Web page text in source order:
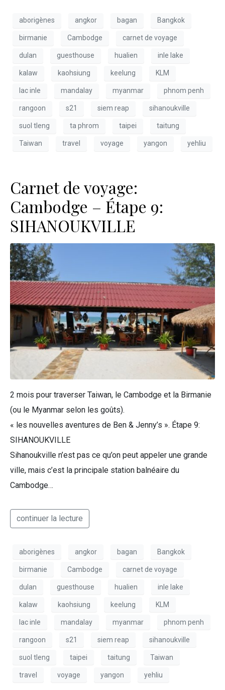
aborigènes angkor bagan Bangkok
birmanie Cambodge carnet de voyage
dulan guesthouse hualien inle lake
kalaw kaohsiung keelung KLM
lac inle mandalay myanmar phnom penh
rangoon s21 siem reap sihanoukville
suol tleng ta phrom taipei taitung
Taiwan travel voyage yangon yehliu
Carnet de voyage:
Cambodge – Étape 9:
SIHANOUKVILLE
2 mois pour traverser Taiwan, le Cambodge et la Birmanie
(ou le Myanmar selon les goûts).
« les nouvelles aventures de Ben & Jenny’s ». Étape 9:
SIHANOUKVILLE
Sihanoukville n’est pas ce qu’on peut appeler une grande
ville, mais c’est la principale station balnéaire du
Cambodge…
continuer la lecture
aborigènes angkor bagan Bangkok
birmanie Cambodge carnet de voyage
dulan guesthouse hualien inle lake
kalaw kaohsiung keelung KLM
lac inle mandalay myanmar phnom penh
rangoon s21 siem reap sihanoukville
suol tleng taipei taitung Taiwan
travel voyage yangon yehliu